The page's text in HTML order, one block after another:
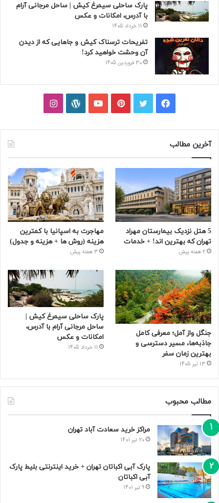
پارک ساحلی سیمرغ کیش | ساحل مرجانی آرام
با آدرس، امکانات و عکس
11 خرداد 1405
تفریحات ترسناک کیش و جاهایی که از دیدن
آن وحشت خواهید کرد!
30 فروردین 1405
فیسبوکتوییترپینتریستیوتیوبوردپرساینستاگرام
آخرین مطالب
5 هتل نزدیک بیمارستان مهراد
تهران که بهترین‌ اند! + خدمات
2 هفته پیش
مهاجرت به اسپانیا با کمترین
هزینه (روش ها + هزینه و جدول)
3 هفته پیش
جنگل واز آمل؛ معرفی کامل
جاذبه‌ها، مسیر دسترسی و
بهترین زمان سفر
13 تیر 1405
پارک ساحلی سیمرغ کیش |
ساحل مرجانی آرام با آدرس،
امکانات و عکس
11 خرداد 1405
مطالب محبوب
مراکز خرید سعادت‌ آباد تهران
20 تیر 1401
پارک آبی اکباتان تهران + خرید اینترنتی بلیط پارک
آبی اکباتان
9 تیر 1401